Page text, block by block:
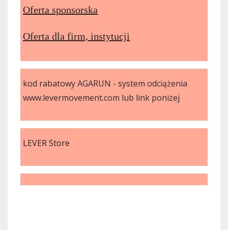
Oferta sponsorska
Oferta dla firm, instytucji
kod rabatowy AGARUN - system odciążenia
www.levermovement.com lub link poniżej
LEVER Store